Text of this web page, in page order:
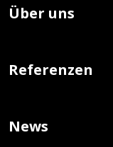
Über uns
Referenzen
News